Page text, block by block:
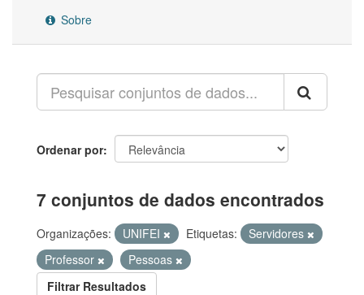
Sobre
Ordenar por
7 conjuntos de dados encontrados
Organizações: UNIFEI Etiquetas:
Servidores
Professor
Pessoas
Filtrar Resultados